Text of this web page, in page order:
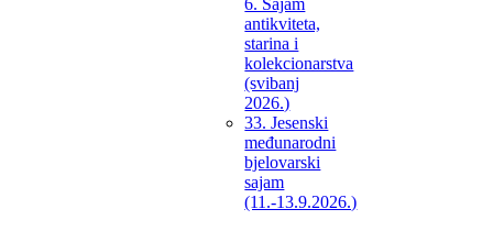
6. Sajam
antikviteta,
starina i
kolekcionarstva
(svibanj
2026.)
33. Jesenski
međunarodni
bjelovarski
sajam
(11.-13.9.2026.)